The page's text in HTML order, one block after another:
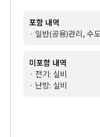
포함 내역
· 일반(공용)관리, 수
미포함 내역
· 전기: 실비
· 난방: 실비